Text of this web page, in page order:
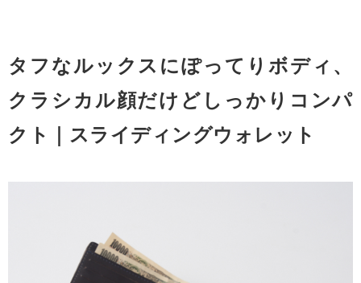
タフなルックスにぽってりボディ、
クラシカル顔だけどしっかりコンパ
クト｜スライディングウォレット